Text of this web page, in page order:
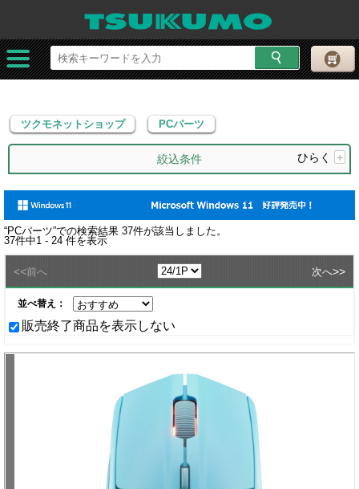
ツクモネットショップ PCパーツ
ツクモネットショップ PCパーツ
絞込条件 ひらく +
“PCパーツ”での検索結果 37件が該当しました。
37件中1 - 24件を表示
<<前へ 次へ>>
並べ替え：
販売終了商品を表示しない